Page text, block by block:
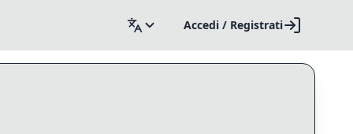
Accedi / Registrati